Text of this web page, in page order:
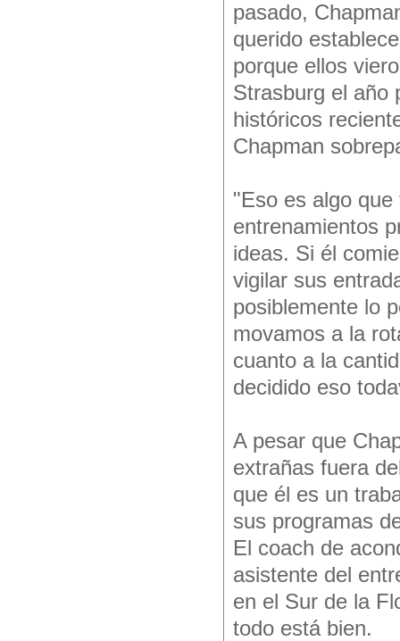
pasado,
querido
porque ellos
Strasburg el año
históricos
Chapman
"Eso es algo
entrenamientos
ideas. Si él
vigilar sus
posiblemente lo
movamos a la
cuanto a la
decidido eso
A pesar que
extrañas fuera
que él es un
sus programas
El coach de
asistente del
en el Sur de la
todo está bien.